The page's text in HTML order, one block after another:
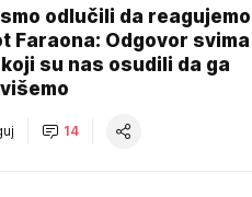
odlučili da reagujemo
Faraona: Odgovor svima
su nas osudili da ga
14